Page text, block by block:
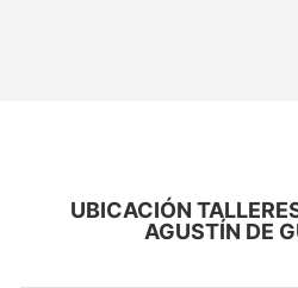
UBICACIÓN
AGUSTÍN DE